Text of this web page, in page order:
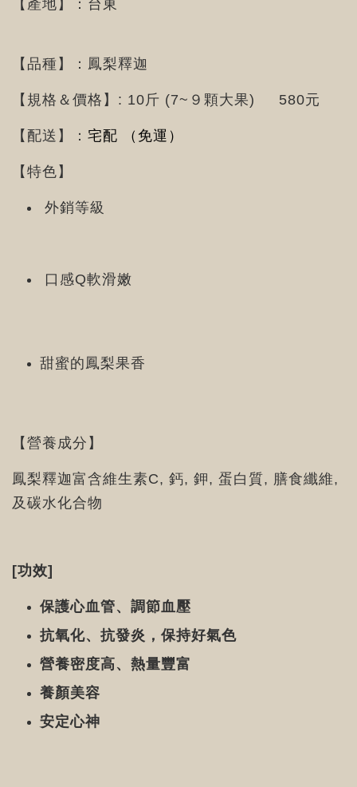
【產地】：台東
【品種】：鳳梨釋迦
【規格＆價格】: 10斤 (7~９顆大果) 580元
【配送】： 宅配 （免運）
【特色】
外銷等級
口感Q軟滑嫩
甜蜜的鳳梨果香
【營養成分】
鳳梨釋迦富含維生素C, 鈣, 鉀, 蛋白質, 膳食纖維,
及碳水化合物
[功效]
保護心血管、調節血壓
抗氧化、抗發炎，保持好氣色
營養密度高、熱量豐富
養顏美容
安定心神